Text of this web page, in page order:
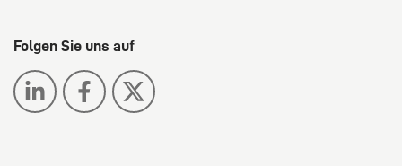
Folgen Sie uns auf